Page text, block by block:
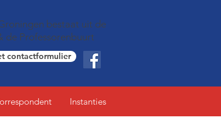
bestaat uit de
de Professorenbuurt
contactformulier
Instanties